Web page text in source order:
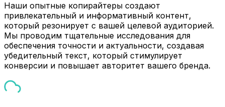
Наши опытные копирайтеры создают
привлекательный и информативный контент,
который резонирует с вашей целевой аудиторией.
Мы проводим тщательные исследования для
обеспечения точности и актуальности, создавая
убедительный текст, который стимулирует
конверсии и повышает авторитет вашего бренда.